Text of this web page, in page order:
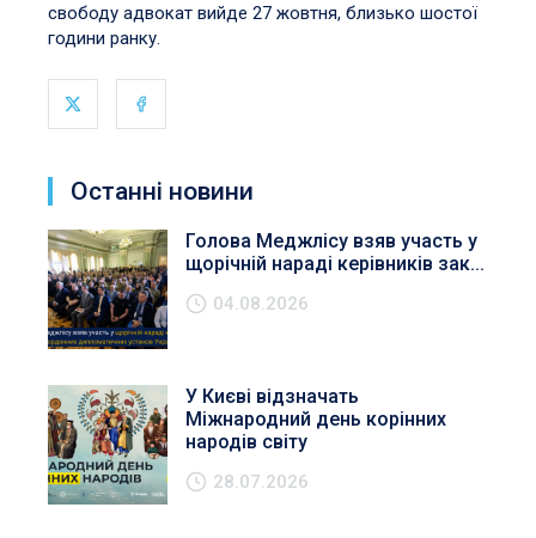
свободу адвокат вийде 27 жовтня, близько шостої
години ранку.
Останні новини
Голова Меджлісу взяв участь у
щорічній нараді керівників зак...
04.08.2026
У Києві відзначать
Міжнародний день корінних
народів світу
28.07.2026